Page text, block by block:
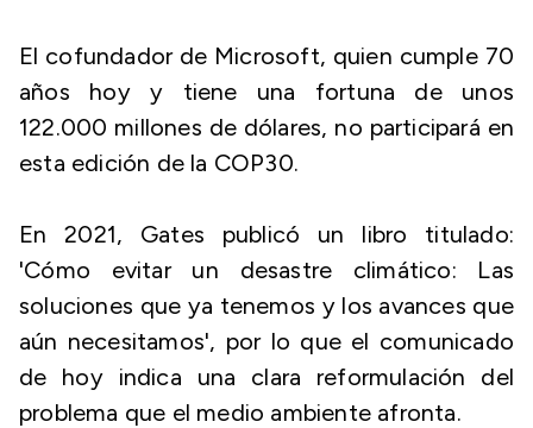
El cofundador de Microsoft, quien cumple 70
años hoy y tiene una fortuna de unos
122.000 millones de dólares, no participará en
esta edición de la COP30.
En 2021, Gates publicó un libro titulado:
'Cómo evitar un desastre climático: Las
soluciones que ya tenemos y los avances que
aún necesitamos', por lo que el comunicado
de hoy indica una clara reformulación del
problema que el medio ambiente afronta.